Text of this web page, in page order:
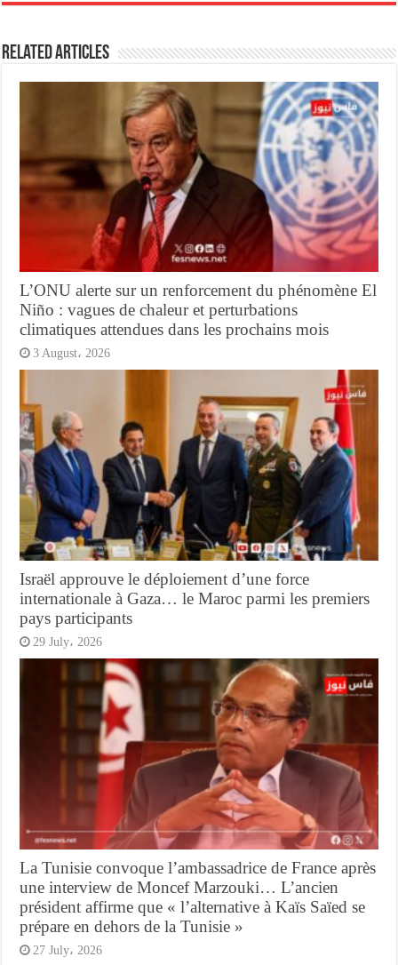
Related Articles
L’ONU alerte sur un renforcement du phénomène El
Niño : vagues de chaleur et perturbations
climatiques attendues dans les prochains mois
3 August، 2026
Israël approuve le déploiement d’une force
internationale à Gaza… le Maroc parmi les premiers
pays participants
29 July، 2026
La Tunisie convoque l’ambassadrice de France après
une interview de Moncef Marzouki… L’ancien
président affirme que « l’alternative à Kaïs Saïed se
prépare en dehors de la Tunisie »
27 July، 2026